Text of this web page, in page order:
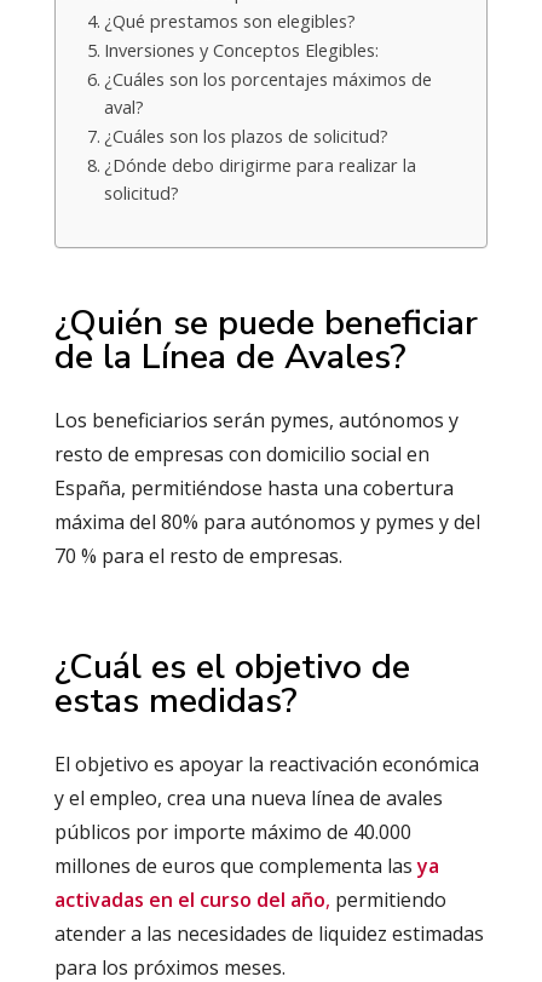
¿Qué prestamos son elegibles?
Inversiones y Conceptos Elegibles:
¿Cuáles son los porcentajes máximos de
aval?
¿Cuáles son los plazos de solicitud?
¿Dónde debo dirigirme para realizar la
solicitud?
¿Quién se puede beneficiar
de la Línea de Avales?
Los beneficiarios serán pymes, autónomos y
resto de empresas con domicilio social en
España, permitiéndose hasta una cobertura
máxima del 80% para autónomos y pymes y del
70 % para el resto de empresas.
¿Cuál es el objetivo de
estas medidas?
El objetivo es apoyar la reactivación económica
y el empleo, crea una nueva línea de avales
públicos por importe máximo de 40.000
millones de euros que complementa lasya
activadas en el curso del año, permitiendo
atender a las necesidades de liquidez estimadas
para los próximos meses.